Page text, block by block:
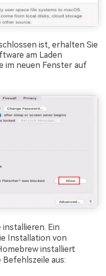
ist, erhalten Sie
am Laden
im neuen Fenster auf
installieren. Ein
Installation von
installiert
aus: